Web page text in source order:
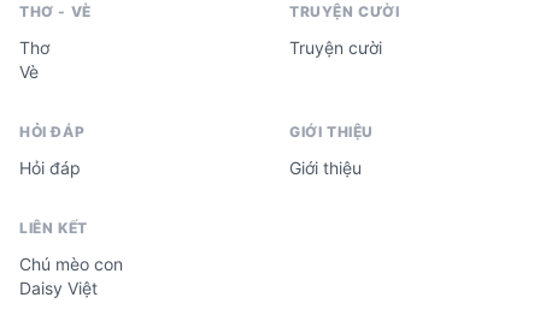
THƠ - VÈ
Thơ
Vè
TRUYỆN CƯỜI
Truyện cười
HỎI ĐÁP
Hỏi đáp
GIỚI THIỆU
Giới thiệu
LIÊN KẾT
Chú mèo con
Daisy Việt